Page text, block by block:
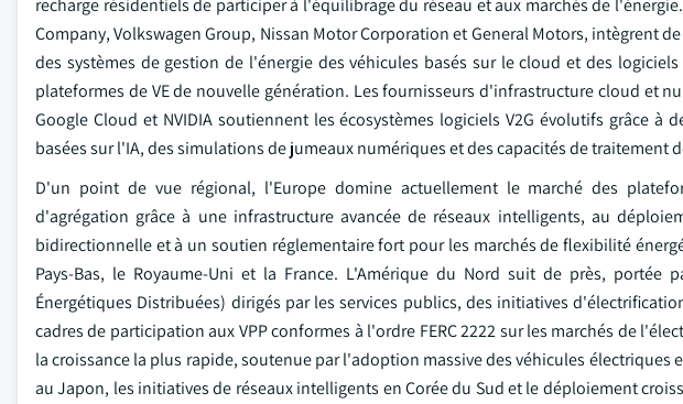
recharge résidentiels de participer à l'équilibrage du réseau et aux marchés de
Company, Volkswagen Group, Nissan Motor Corporation et General Motors, intègrent
des systèmes de gestion de l'énergie des véhicules basés sur le cloud et des
plateformes de VE de nouvelle génération. Les fournisseurs d'infrastructure cloud et
Google Cloud et NVIDIA soutiennent les écosystèmes logiciels V2G évolutifs grâce à
basées sur l'IA, des simulations de jumeaux numériques et des capacités de traitement
D'un point de vue régional, l'Europe domine actuellement le marché des
d'agrégation grâce à une infrastructure avancée de réseaux intelligents, au
bidirectionnelle et à un soutien réglementaire fort pour les marchés de flexibilité
Pays-Bas, le Royaume-Uni et la France. L'Amérique du Nord suit de près, portée
Énergétiques Distribuées) dirigés par les services publics, des initiatives
cadres de participation aux VPP conformes à l'ordre FERC 2222 sur les marchés de
la croissance la plus rapide, soutenue par l'adoption massive des véhicules électriques
au Japon, les initiatives de réseaux intelligents en Corée du Sud et le déploiement